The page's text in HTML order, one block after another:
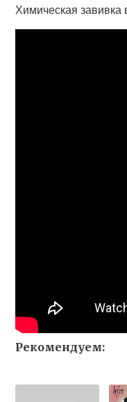
Химическая завивка
Рекомендуем: